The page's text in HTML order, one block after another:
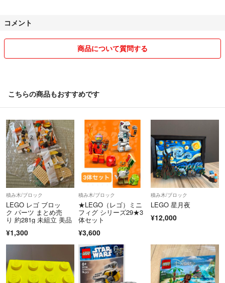
コメント
商品について質問する
こちらの商品もおすすめです
積み木/ブロック
LEGO レゴ ブロッ
ク パーツ まとめ売
り 約281g 未組立 美品
¥1,300
積み木/ブロック
★LEGO（レゴ）ミニ
フィグ シリーズ29★3
体セット
¥3,600
積み木/ブロック
LEGO 星月夜
¥12,000